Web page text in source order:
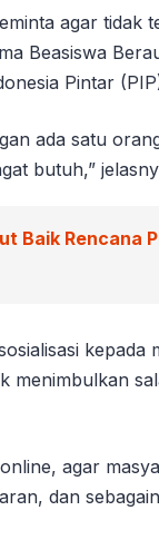
agar tidak
Beasiswa
Pintar
ada satu
butuh,”
Baik Rencana
kepada
menimbulkan
agar
dan